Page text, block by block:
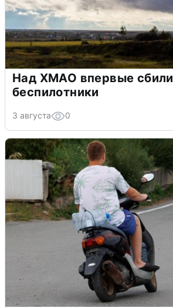
Над ХМАО впервые сбили
беспилотники
3 августа 0